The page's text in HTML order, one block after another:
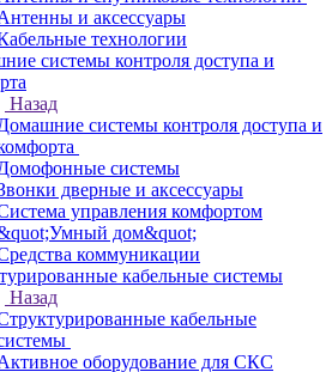
и аксессуары
технологии
системы контроля доступа и
Назад
системы контроля доступа и
системы
дверные и аксессуары
управления комфортом
дом&quot;
коммуникации
кабельные системы
Назад
кабельные
оборудование для СКС